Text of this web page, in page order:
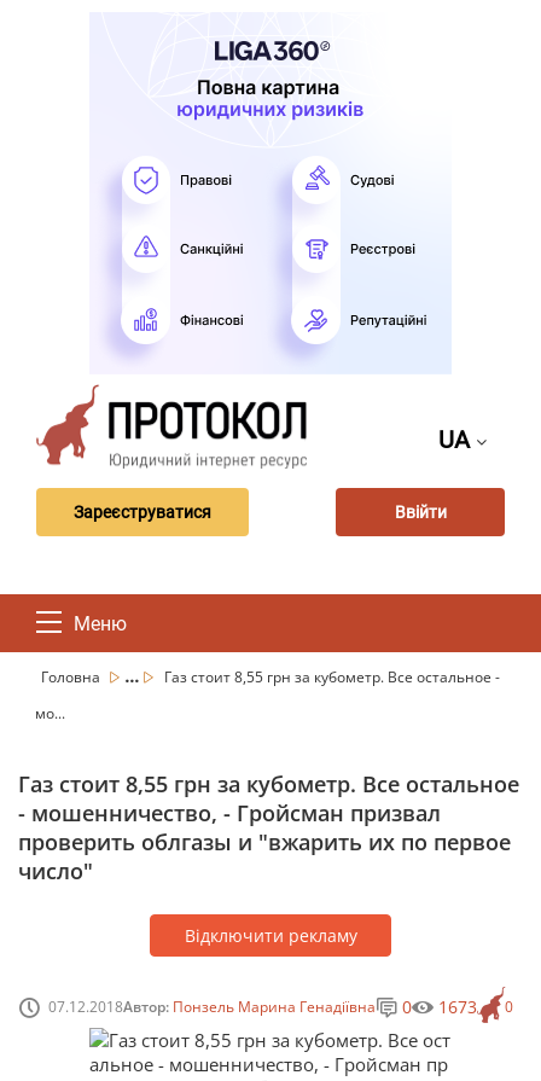
UA
Зареєструватися Ввійти
Меню
Головна ...
Газ стоит 8,55 грн за кубометр. Все остальное -
мо...
Газ стоит 8,55 грн за кубометр. Все остальное
- мошенничество, - Гройсман призвал
проверить облгазы и "вжарить их по первое
число"
Відключити рекламу
07.12.2018Автор: Понзель Марина Генадіївна 0
0 1673